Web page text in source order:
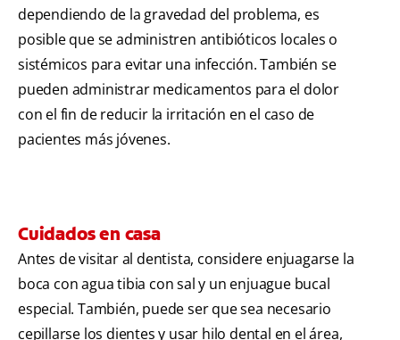
dependiendo de la gravedad del problema, es
posible que se administren antibióticos locales o
sistémicos para evitar una infección. También se
pueden administrar medicamentos para el dolor
con el fin de reducir la irritación en el caso de
pacientes más jóvenes.
Cuidados en casa
Antes de visitar al dentista, considere enjuagarse la
boca con agua tibia con sal y un enjuague bucal
especial. También, puede ser que sea necesario
cepillarse los dientes y usar hilo dental en el área,